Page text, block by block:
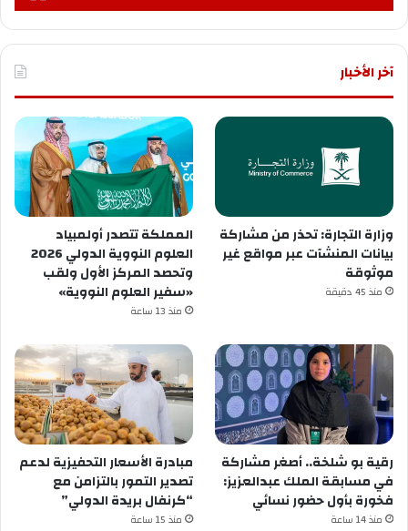
آخر الأخبار
وزارة التجارة: تحذر من مشاركة
بيانات المنشآت عبر مواقع غير
موثوقة
منذ 45 دقيقة
المملكة تتصدر أولمبياد
العلوم النووية الدولي 2026
وتحصد المركز الأول ولقب
«سفير العلوم النووية»
منذ 13 ساعة
رقية بو شلخة.. أصغر مشاركة
في مسابقة الملك عبدالعزيز:
فخورة بأول حضور نسائي
منذ 14 ساعة
مبادرة الأسعار التحفيزية لدعم
تصدير التمور بالتزامن مع
“كرنفال بريدة الدولي”
منذ 15 ساعة